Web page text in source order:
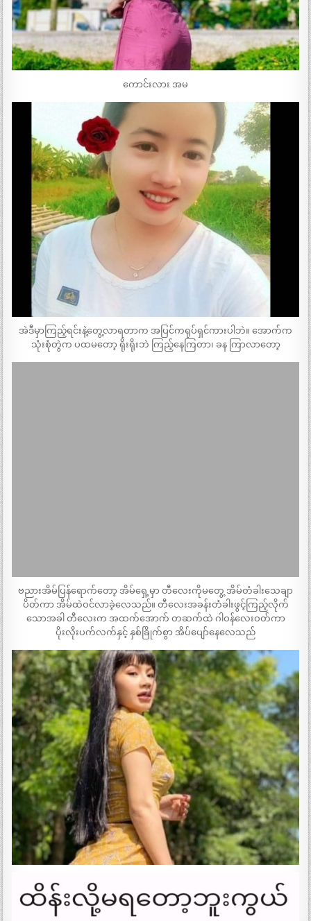
ကောင်းလား အမ
အဲဒီမှာကြည့်ရင်းနဲ့တွေ့လာရတာက အပြင်ကရုပ်ရှင်ကားပါဘဲ။ အောက်က
သုံးစုံတွဲက ပထမတော့ ရိုးရိုးဘဲ ကြည့်နေကြတာ၊ ခန ကြာလာတော့
ဗညားအိမ်ပြန်ရောက်တော့ အိမ်ရှေ့မှာ တီလေးကိုမတွေ့ အိမ်တံခါးသေချာ
ပိတ်ကာ အိမ်ထဲဝင်လာခဲ့လေသည်။ တီလေးအခန်းတံခါးဖွင့်ကြည့်လိုက်
သောအခါ တီလေးက အထက်အောက် တဆက်ထဲ ဂါဝန်လေးဝတ်ကာ
ပိုးလိုးပက်လက်နှင့် နှစ်ခြိုက်စွာ အိပ်ပျော်နေလေသည်